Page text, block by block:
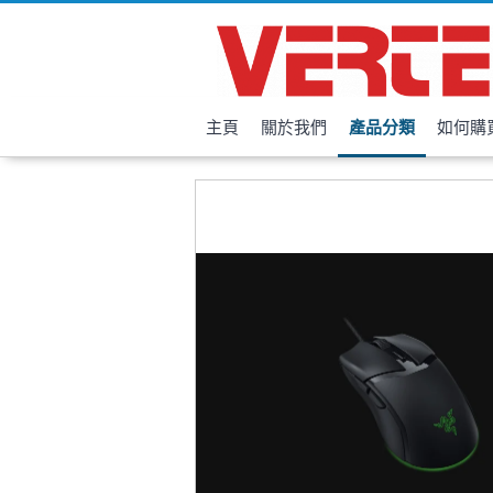
主頁 關於我們 產品分類 如何購